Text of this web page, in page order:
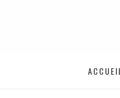
ACCUEIL